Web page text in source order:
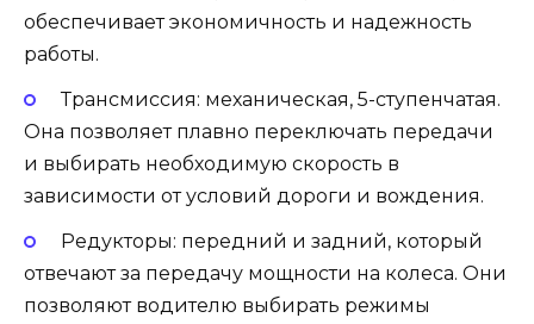
обеспечивает экономичность и надежность
работы.
Трансмиссия: механическая, 5-ступенчатая.
Она позволяет плавно переключать передачи
и выбирать необходимую скорость в
зависимости от условий дороги и вождения.
Редукторы: передний и задний, который
отвечают за передачу мощности на колеса. Они
позволяют водителю выбирать режимы